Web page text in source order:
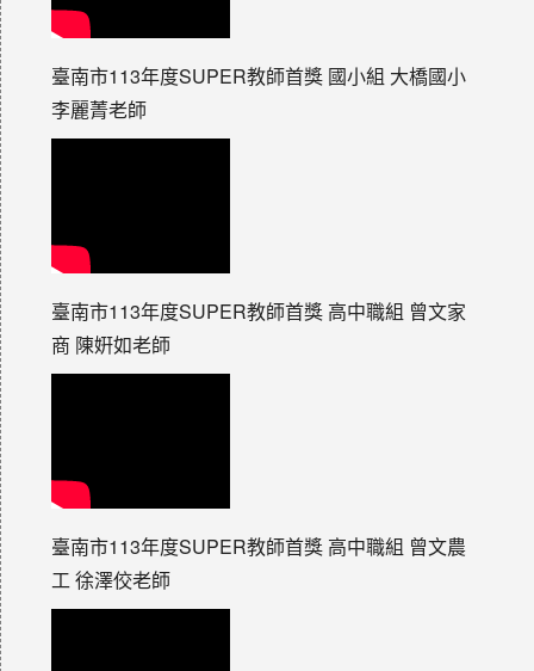
臺南市113年度SUPER教師首獎 國小組 大橋國小
李麗菁老師
臺南市113年度SUPER教師首獎 高中職組 曾文家
商 陳姸如老師
臺南市113年度SUPER教師首獎 高中職組 曾文農
工 徐澤佼老師